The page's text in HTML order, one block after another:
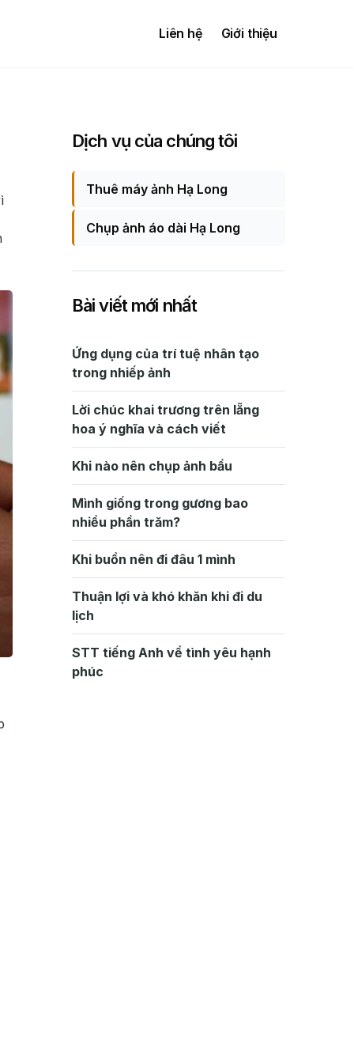
Liên hệ Giới thiệu
Dịch vụ của chúng tôi
Thuê máy ảnh Hạ Long
Chụp ảnh áo dài Hạ Long
Bài viết mới nhất
Ứng dụng của trí tuệ nhân tạo
trong nhiếp ảnh
Lời chúc khai trương trên lẵng
hoa ý nghĩa và cách viết
Khi nào nên chụp ảnh bầu
Mình giống trong gương bao
nhiều phần trăm?
Khi buồn nên đi đâu 1 mình
Thuận lợi và khó khăn khi đi du
lịch
STT tiếng Anh về tình yêu hạnh
phúc